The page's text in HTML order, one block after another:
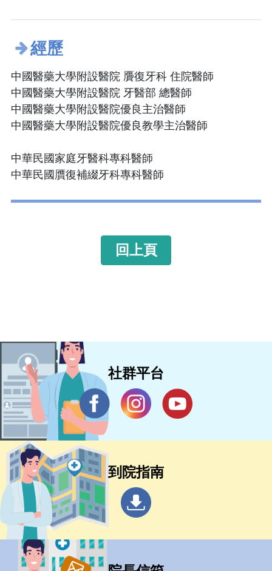
經歷
中國醫藥大學附設醫院 贗復牙科 住院醫師
中國醫藥大學附設醫院 牙醫部 總醫師
中國醫藥大學附設醫院優良主治醫師
中國醫藥大學附設醫院優良教學主治醫師
中華民國家庭牙醫科專科醫師
中華民國贋復補綴牙科專科醫師
回上頁
社群平台
到院指南